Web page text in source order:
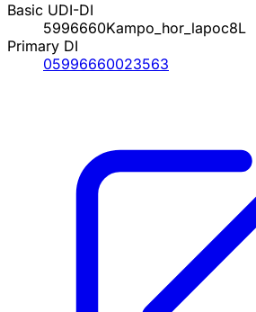
Basic UDI-DI
5996660Kampo_hor_lapoc8L
Primary DI
05996660023563